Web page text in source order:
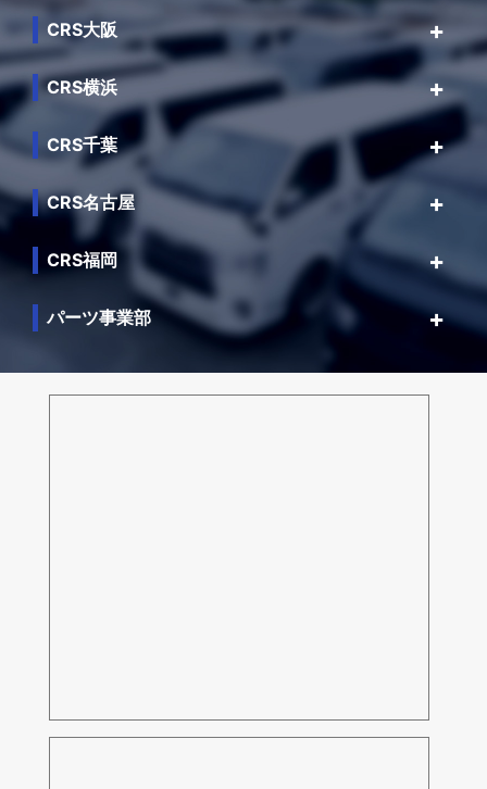
CRS大阪
CRS横浜
CRS千葉
CRS名古屋
CRS福岡
パーツ事業部